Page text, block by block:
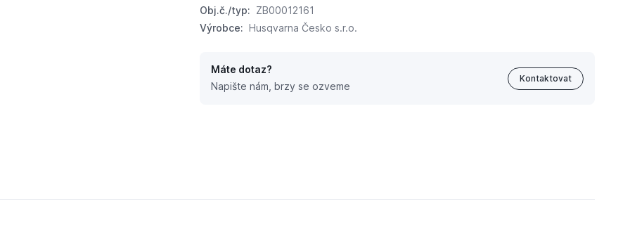
Obj.č./typ: ZB00012161
Výrobce: Husqvarna Česko s.r.o.
Máte dotaz?
Napište nám, brzy se ozveme
Kontaktovat